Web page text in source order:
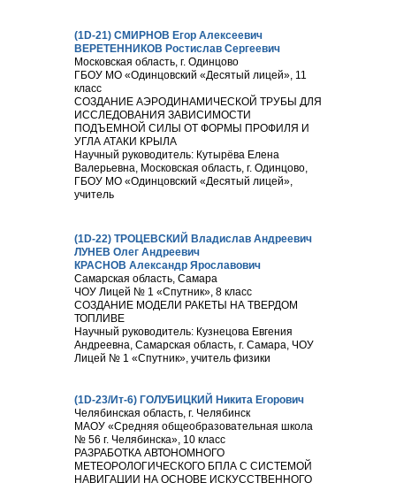
(1D-21) СМИРНОВ Егор Алексеевич
ВЕРЕТЕННИКОВ Ростислав Сергеевич
Московская область, г. Одинцово
ГБОУ МО «Одинцовский «Десятый лицей», 11
класс
СОЗДАНИЕ АЭРОДИНАМИЧЕСКОЙ ТРУБЫ ДЛЯ
ИССЛЕДОВАНИЯ ЗАВИСИМОСТИ
ПОДЪЕМНОЙ СИЛЫ ОТ ФОРМЫ ПРОФИЛЯ И
УГЛА АТАКИ КРЫЛА
Научный руководитель: Кутырёва Елена
Валерьевна, Московская область, г. Одинцово,
ГБОУ МО «Одинцовский «Десятый лицей»,
учитель
(1D-22) ТРОЦЕВСКИЙ Владислав Андреевич
ЛУНЕВ Олег Андреевич
КРАСНОВ Александр Ярославович
Самарская область, Самара
ЧОУ Лицей № 1 «Спутник», 8 класс
СОЗДАНИЕ МОДЕЛИ РАКЕТЫ НА ТВЕРДОМ
ТОПЛИВЕ
Научный руководитель: Кузнецова Евгения
Андреевна, Самарская область, г. Самара, ЧОУ
Лицей № 1 «Спутник», учитель физики
(1D-23/Ит-6) ГОЛУБИЦКИЙ Никита Егорович
Челябинская область, г. Челябинск
МАОУ «Средняя общеобразовательная школа
№ 56 г. Челябинска», 10 класс
РАЗРАБОТКА АВТОНОМНОГО
МЕТЕОРОЛОГИЧЕСКОГО БПЛА С СИСТЕМОЙ
НАВИГАЦИИ НА ОСНОВЕ ИСКУССТВЕННОГО